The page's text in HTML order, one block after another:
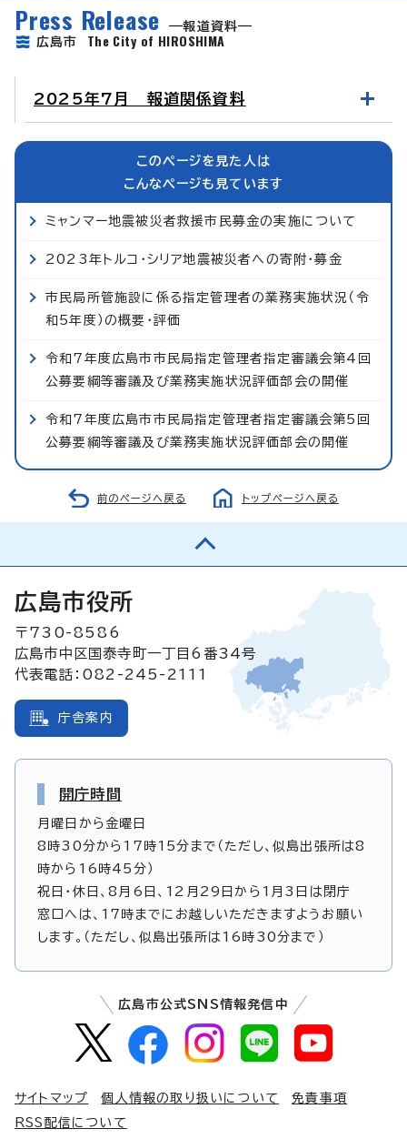
Press Release
報道資料
広島市 The City of HIROSHIMA
2025年7月 報道関係資料
このページを見た人は
こんなページも見ています
ミャンマー地震被災者救援市民募金の実施について
2023年トルコ・シリア地震被災者への寄附・募金
市民局所管施設に係る指定管理者の業務実施状況（令
和5年度）の概要・評価
令和7年度広島市市民局指定管理者指定審議会第4回
公募要綱等審議及び業務実施状況評価部会の開催
令和7年度広島市市民局指定管理者指定審議会第5回
公募要綱等審議及び業務実施状況評価部会の開催
前のページへ戻る トップページへ戻る
広島市役所
〒730-8586
広島市中区国泰寺町一丁目6番34号
代表電話：082-245-2111
庁舎案内
開庁時間
月曜日から金曜日
8時30分から17時15分まで（ただし、似島出張所は8
時から16時45分）
祝日・休日、8月6日、12月29日から1月3日は閉庁
窓口へは、17時までにお越しいただきますようお願い
します。（ただし、似島出張所は16時30分まで）
広島市公式SNS情報発信中
サイトマップ 個人情報の取り扱いについて
免責事項
RSS配信について